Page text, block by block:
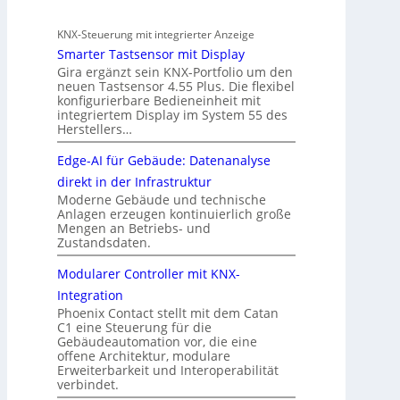
KNX-Steuerung mit integrierter Anzeige
Smarter Tastsensor mit Display
Gira ergänzt sein KNX-Portfolio um den
neuen Tastsensor 4.55 Plus. Die flexibel
konfigurierbare Bedieneinheit mit
integriertem Display im System 55 des
Herstellers…
Edge-AI für Gebäude: Datenanalyse
direkt in der Infrastruktur
Moderne Gebäude und technische
Anlagen erzeugen kontinuierlich große
Mengen an Betriebs- und
Zustandsdaten.
Modularer Controller mit KNX-
Integration
Phoenix Contact stellt mit dem Catan
C1 eine Steuerung für die
Gebäudeautomation vor, die eine
offene Architektur, modulare
Erweiterbarkeit und Interoperabilität
verbindet.